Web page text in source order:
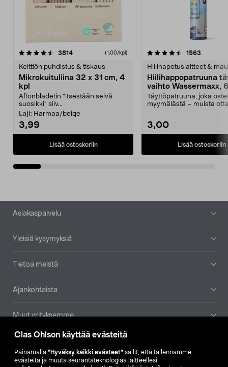
Clas Ohlson käyttää evästeitä
Painamalla ”Hyväksy kaikki evästeet” sallit, että tallennamme
evästeitä ja muuta seurantateknologiaa laitteellesi
3814arvostelut (1,00/kpl)
Keittiön puhdistus & tiskaus
Mikrokuituliina 32 x 31 cm, 4
kpl
Aftonbladetin "itsestään selvä
suosikki" siiv...
Laji: Harmaa/beige
3,99
Lisää ostoskoriin
4.5viidestä
1563
Hiilihapotuslaitteet &
Hiilihappopatruuna
vaihto Wassermaxx,
Täyttöpatruuna, joka
myymälästä – muista
3,00
Lisää ostoskoriin
4.5viidestä
Alatunniste
Asiakaspalvelu
Yleisiä kysymyksiä
Tietoa meistä
Ajankohtaista
Muut yrityksemme
Etsi myymälä